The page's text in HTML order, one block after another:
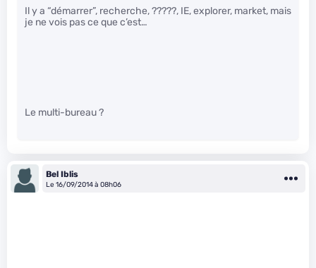
Il y a “démarrer”, recherche, ?????, IE, explorer, market, mais
je ne vois pas ce que c’est…
Le multi-bureau ?
Bel Iblis
Le 16/09/2014 à 08h06